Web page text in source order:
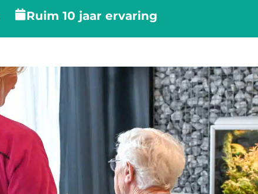
Ruim 10 jaar ervaring